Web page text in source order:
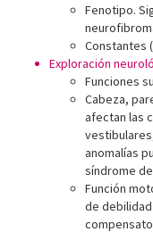
Fenotipo.
Constantes
Exploración
Funciones
Cabeza,
afectan las
anomalías
síndrome
Función
de